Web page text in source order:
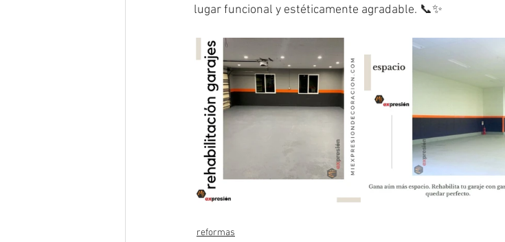
lugar funcional y estéticamente agradable. 📞✨
reformas